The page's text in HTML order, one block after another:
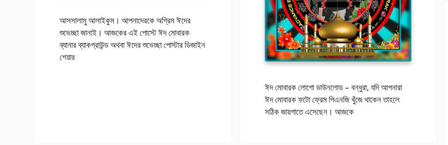
আসসালামু আলাইকুম। আপনাদেরকে অগ্রিম ঈদের
শুভেচ্ছা জানাই। আজকের এই পোস্টে ঈদ মোবারক
ব্যানার ব্যাকগ্রাউন্ড অথবা ঈদের শুভেচ্ছা পোস্টার ডিজাইন
শেয়ার
ঈদ মোবারক লোগো ডাউনলোড – বন্ধুরা, যদি আপনারা
ঈদ মোবারক ফটো ফ্রেম পিএনজি খুঁজে থাকেন তাহলে
সঠিক জায়গাতে এসেছেন। আজকে